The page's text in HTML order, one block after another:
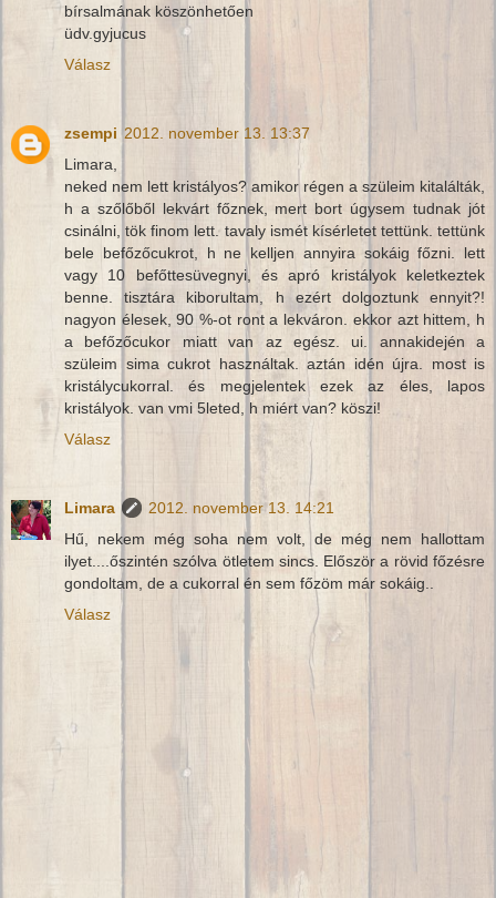
bírsalmának köszönhetően
üdv.gyjucus
Válasz
zsempi 2012. november 13. 13:37
Limara,
neked nem lett kristályos? amikor régen a szüleim kitalálták,
h a szőlőből lekvárt főznek, mert bort úgysem tudnak jót
csinálni, tök finom lett. tavaly ismét kísérletet tettünk. tettünk
bele befőzőcukrot, h ne kelljen annyira sokáig főzni. lett
vagy 10 befőttesüvegnyi, és apró kristályok keletkeztek
benne. tisztára kiborultam, h ezért dolgoztunk ennyit?!
nagyon élesek, 90 %-ot ront a lekváron. ekkor azt hittem, h
a befőzőcukor miatt van az egész. ui. annakidején a
szüleim sima cukrot használtak. aztán idén újra. most is
kristálycukorral. és megjelentek ezek az éles, lapos
kristályok. van vmi 5leted, h miért van? köszi!
Válasz
Limara
2012. november 13. 14:21
Hű, nekem még soha nem volt, de még nem hallottam
ilyet....őszintén szólva ötletem sincs. Először a rövid főzésre
gondoltam, de a cukorral én sem főzöm már sokáig..
Válasz